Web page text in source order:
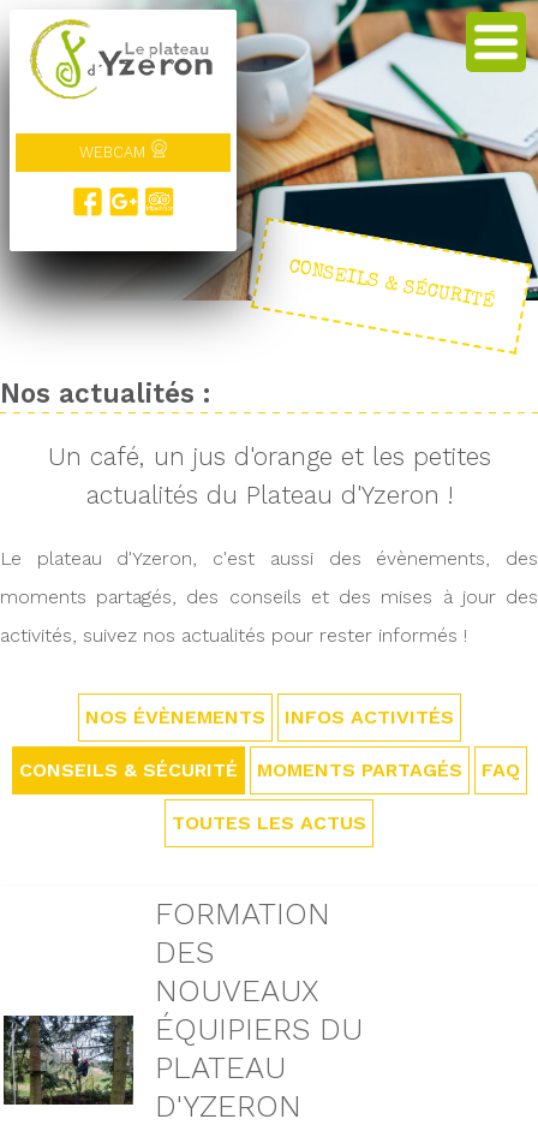
WEBCAM
CONSEILS & SÉCURITÉ
Nos actualités :
Un café, un jus d'orange et les petites
actualités du Plateau d'Yzeron !
Le plateau d'Yzeron, c'est aussi des évènements, des
moments partagés, des conseils et des mises à jour des
activités, suivez nos actualités pour rester informés !
NOS ÉVÈNEMENTS INFOS ACTIVITÉS
CONSEILS & SÉCURITÉ MOMENTS PARTAGÉS FAQ
TOUTES LES ACTUS
FORMATION
DES
NOUVEAUX
ÉQUIPIERS DU
PLATEAU
D'YZERON